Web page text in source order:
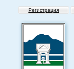
Регистрация